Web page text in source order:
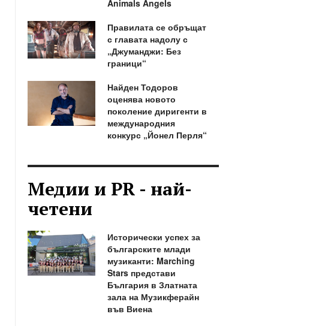
Animals Angels
Правилата се обръщат
с главата надолу с
„Джуманджи: Без
граници“
Найден Тодоров
оценява новото
поколение диригенти в
международния
конкурс „Йонел Перля“
Медии и PR - най-
четени
Исторически успех за
българските млади
музиканти: Marching
Stars представи
България в Златната
зала на Музикферайн
във Виена